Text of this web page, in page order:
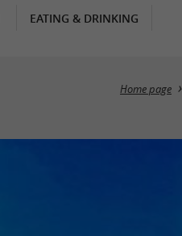
EATING & DRINKING
Home page